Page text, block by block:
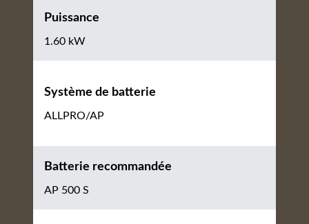
Puissance
1.60 kW
Système de batterie
ALLPRO/AP
Batterie recommandée
AP 500 S